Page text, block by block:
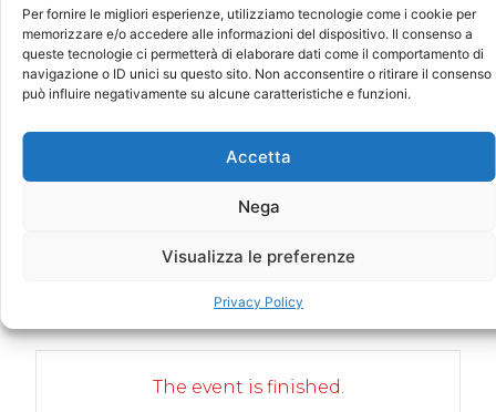
Per fornire le migliori esperienze, utilizziamo tecnologie come i cookie per
memorizzare e/o accedere alle informazioni del dispositivo. Il consenso a
queste tecnologie ci permetterà di elaborare dati come il comportamento di
navigazione o ID unici su questo sito. Non acconsentire o ritirare il consenso
può influire negativamente su alcune caratteristiche e funzioni.
Accetta
Nega
Visualizza le preferenze
Privacy Policy
+ Add to Google Calendar
The event is finished.